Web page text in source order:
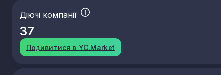
Діючі компанії
37
Подивитися в YC.Market